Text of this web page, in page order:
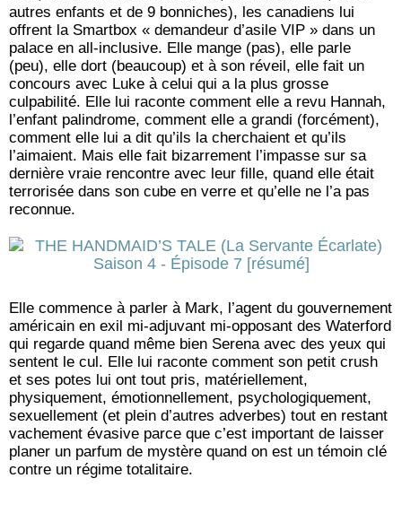
autres enfants et de 9 bonniches), les canadiens lui
offrent la Smartbox « demandeur d’asile VIP » dans un
palace en all-inclusive. Elle mange (pas), elle parle
(peu), elle dort (beaucoup) et à son réveil, elle fait un
concours avec Luke à celui qui a la plus grosse
culpabilité. Elle lui raconte comment elle a revu Hannah,
l’enfant palindrome, comment elle a grandi (forcément),
comment elle lui a dit qu’ils la cherchaient et qu’ils
l’aimaient. Mais elle fait bizarrement l’impasse sur sa
dernière vraie rencontre avec leur fille, quand elle était
terrorisée dans son cube en verre et qu’elle ne l’a pas
reconnue.
Elle commence à parler à Mark, l’agent du gouvernement
américain en exil mi-adjuvant mi-opposant des Waterford
qui regarde quand même bien Serena avec des yeux qui
sentent le cul. Elle lui raconte comment son petit crush
et ses potes lui ont tout pris, matériellement,
physiquement, émotionnellement, psychologiquement,
sexuellement (et plein d’autres adverbes) tout en restant
vachement évasive parce que c’est important de laisser
planer un parfum de mystère quand on est un témoin clé
contre un régime totalitaire.